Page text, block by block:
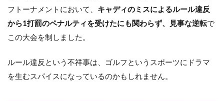
を
吐
た
フトーナメントにおいて、 キャディのミスによるルール違反
から1打罰のペナルティを受けたにも関わらず、見事な逆転で
この大会を制しました。
ルール違反という不祥事は、ゴルフというスポーツにドラマ
を生むスパイスになっているのかもしれません。